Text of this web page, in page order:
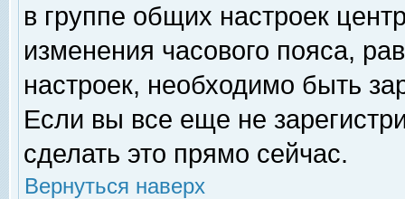
в группе общих настроек
изменения часового пояса,
настроек, необходимо быть
Если вы все еще не
сделать это прямо сейчас.
Вернуться наверх